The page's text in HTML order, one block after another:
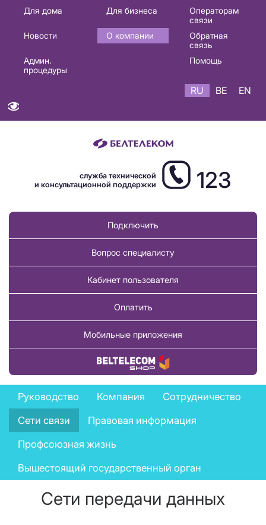
Основная
навигация
Для дома Для бизнеса
Операторам
связи
Новости
О компании
Обратная
связь
Админ.
процедуры
Помощь
RU BE EN
служба технической
и консультационной поддержки
123
Подключить
Вопрос специалисту
Кабинет пользователя
Оплатить
Мобильные приложения
Купить товар
Company
menu
Руководство Компания
Сотрудничество
Сети связи
Правовая информация
Профсоюзная жизнь
Вышестоящий государственный орган
Сети передачи данных